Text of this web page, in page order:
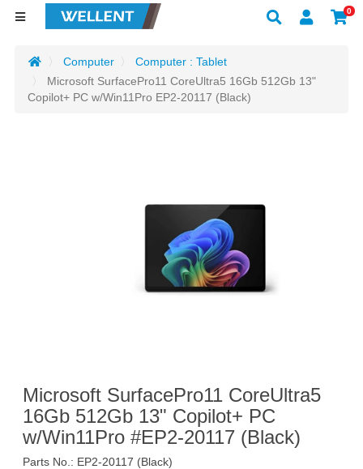
0
Computer
Computer : Tablet
Microsoft SurfacePro11 CoreUltra5 16Gb 512Gb 13"
Copilot+ PC w/Win11Pro EP2-20117 (Black)
Microsoft SurfacePro11 CoreUltra5
16Gb 512Gb 13" Copilot+ PC
w/Win11Pro #EP2-20117 (Black)
Parts No.: EP2-20117 (Black)